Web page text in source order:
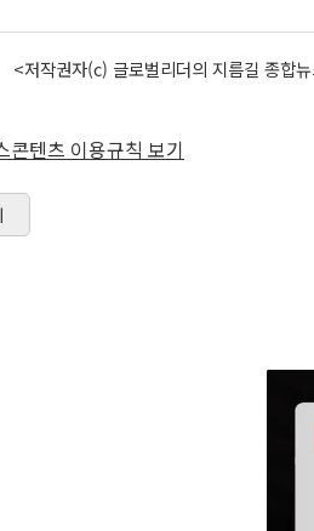
<저작권자(c) 글로벌리더의 지름길 종합
콘텐츠 이용규칙 보기